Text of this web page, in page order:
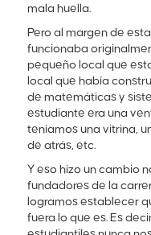
mala huella.
Pero al margen de
funcionaba
pequeño local que
local que había
de matemáticas y
estudiante era una
teníamos una vitrina,
de atrás, etc.
Y eso hizo un cambio
fundadores de la
logramos establecer
fuera lo que es. Es